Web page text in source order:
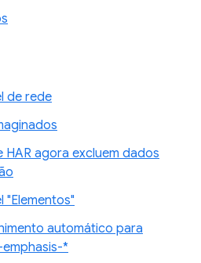
de rede
agora excluem dados
"Elementos"
automático para
*